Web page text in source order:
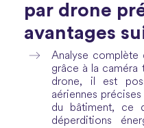
par drone
avantages
Analyse complète
grâce à la caméra
drone, il est
aériennes
du bâtiment, ce
déperditions